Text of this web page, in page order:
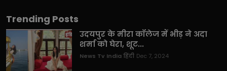
Trending Posts
उदयपुर के मीरा कॉलेज में भीड़ ने अदा
शर्मा को घेरा, शूट...
News Tv India हिंदी Dec 7, 2024